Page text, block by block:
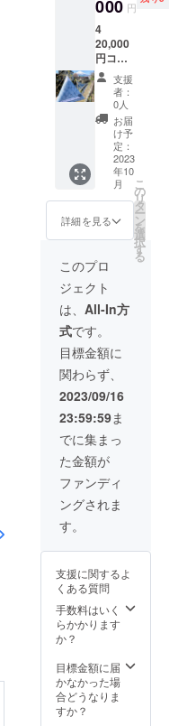
ル分の
いるお
砂糖使
用、
オーガ
ニック
メープ
ルシ
ロッ
プ、素
焚糖(キ
ビ糖)奄
美諸島
家製米
麹甘酒
てま
す。 米
類なの
で、腹
良く腸
にも良
い。 ◆
抹茶◆
パンプ
キン
シー
ド、ド
ライイ
チゴ大
麦若
葉、宇
治抹
ブレン
ド。 ◆
ココア
◆ココ
ア、OG
キャロ
ツ、コ
コナッ
ツ、OG
ジャム1
個
（120g
M）季
節の
ミック
スジャ
ム（◆
ストロ
ベリー
ビュー
ティ◆
いち
ご、完
熟章姫&
梨産/グ
ルメい
ちご館
前
田）、
紅ほっ
ぺ、よ
つぼし/
フジハ
タザオ
（山梨
産）夏
いちご.
ふじな
つき
（山梨
富士吉
田/富士
ファー
ム）
ビュー
ティー
ハーブ
ブレン
産）◆
ブルー
ベリー
000 円
4
20,000
円コー
ス •
メッ
セージ
カード
・
mayo
菓子店
『富士
山の
じゃり
(玄米グ
ラノー
ラ)』
65g2個/
プレー
ン
450g1
個 •
MAYO
菓子店
オリジ
ナル
ジャム2
個（ss
45g1/M
120g1)
季節の
ミック
スジャ
ム（イ
チゴ、
モモ、
チゴ、
梅にん
じん、
日向夏
うめ、
ブルー
ベ
リー、
りんご
支援
者：
0人
お届
け予
定：
2023
年10
月
詳細を見る
こ
の
リ
タ
ー
ン
を
選
択
す
る
このプロ
ジェクト
は、 All-In方
式です。
目標金額に
関わらず、
2023/09/16
23:59:59ま
でに集まっ
た金額が
ファンディ
ングされま
す。
支援に関するよ
くある質問
手数料はいく
らかかります
か？
目標金額に届
かなかった場
合どうなりま
すか？